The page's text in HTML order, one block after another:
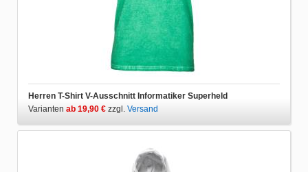
Herren T-Shirt V-Ausschnitt Informatiker Superheld
Varianten ab 19,90 € zzgl. Versand